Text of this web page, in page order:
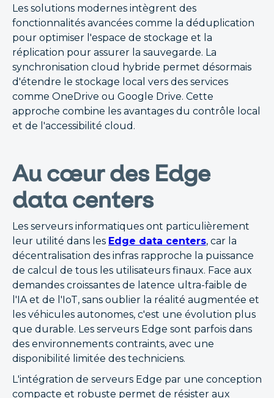
Les solutions modernes intègrent des
fonctionnalités avancées comme la déduplication
pour optimiser l'espace de stockage et la
réplication pour assurer la sauvegarde. La
synchronisation cloud hybride permet désormais
d'étendre le stockage local vers des services
comme OneDrive ou Google Drive. Cette
approche combine les avantages du contrôle local
et de l'accessibilité cloud.
Au cœur des Edge
data centers
Les serveurs informatiques ont particulièrement
leur utilité dans les Edge data centers, car la
décentralisation des infras rapproche la puissance
de calcul de tous les utilisateurs finaux. Face aux
demandes croissantes de latence ultra-faible de
l'IA et de l'IoT, sans oublier la réalité augmentée et
les véhicules autonomes, c'est une évolution plus
que durable. Les serveurs Edge sont parfois dans
des environnements contraints, avec une
disponibilité limitée des techniciens.
L'intégration de serveurs Edge par une conception
compacte et robuste permet de résister aux